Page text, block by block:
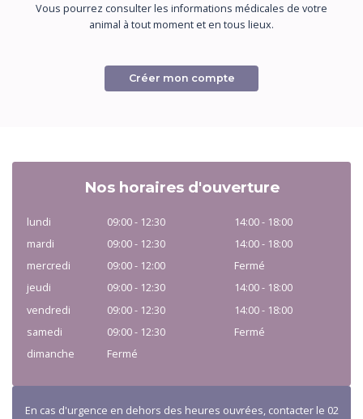
Vous pourrez consulter les informations médicales de votre
animal à tout moment et en tous lieux.
Créer mon compte
Nos horaires d'ouverture
lundi 09:00 - 12:30
14:00 - 18:00
mardi
09:00 - 12:30
14:00 - 18:00
mercredi
09:00 - 12:00
Fermé
jeudi
09:00 - 12:30
14:00 - 18:00
vendredi
09:00 - 12:30
14:00 - 18:00
samedi
09:00 - 12:30
Fermé
dimanche
Fermé
En cas d'urgence en dehors des heures ouvrées, contacter le 02